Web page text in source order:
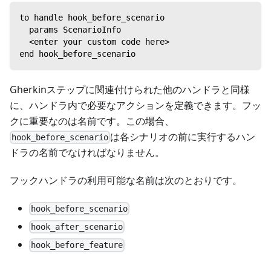
to handle hook_before_scenario
  params ScenarioInfo
  <enter your custom code here>
end hook_before_scenario
Gherkinステップに関連付けられた他のハンドラと同様
に、ハンドラ内で必要なアクションを定義できます。フッ
クに重要なのは名前です。この場合、
hook_before_scenario は各シナリオの前に実行するハン
ドラの名前でなければなりません。
フックハンドラの利用可能な名前は次のとおりです。
hook_before_scenario
hook_after_scenario
hook_before_feature